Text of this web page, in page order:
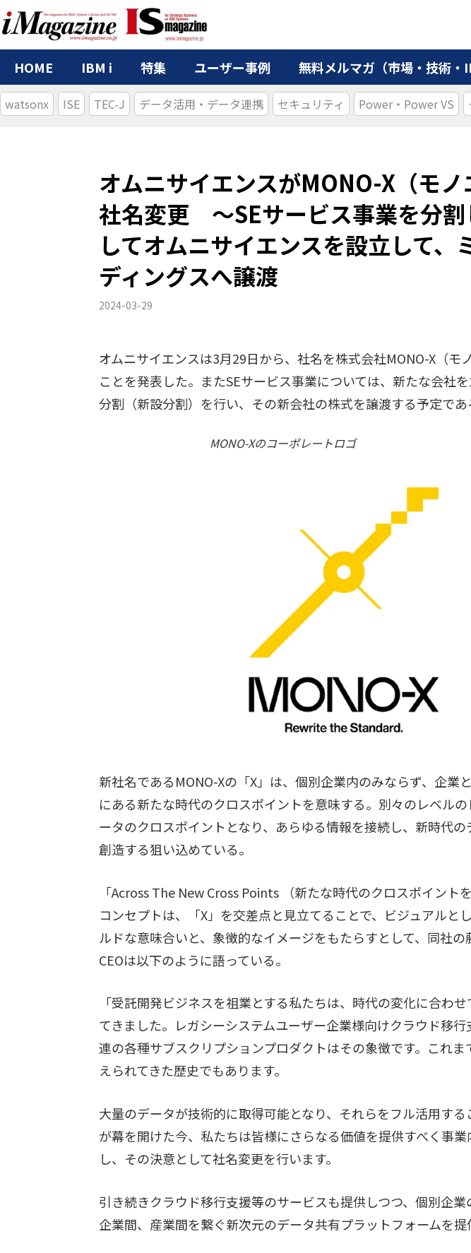
HOME IBM i 特集 ユーザー事例 無料メルマガ（市場・技術
watsonx ISE TEC-J データ活用・データ連携 セキュリティ Power・Power VS
オムニサイエンスがMONO-X（モ
社名変更 ～SEサービス事業を分割
してオムニサイエンスを設立して、
ディングスへ譲渡
2024-03-29
オムニサイエンスは3月29日から、社名を株式会社MONO-X（モ
ことを発表した。またSEサービス事業については、新たな会社
分割（新設分割）を行い、その新会社の株式を譲渡する予定であ
MONO-Xのコーポレートロゴ
新社名であるMONO-Xの「X」は、個別企業内のみならず、企業
にある新たな時代のクロスポイントを意味する。別々のレベル
ータのクロスポイントとなり、あらゆる情報を接続し、新時代
創造する狙い込めている。
「Across The New Cross Points （新たな時代のクロスポイント
コンセプトは、「X」を交差点と見立てることで、ビジュアルと
ルドな意味合いと、象徴的なイメージをもたらすとして、同社
CEOは以下のように語っている。
「受託開発ビジネスを祖業とする私たちは、時代の変化に合わ
てきました。レガシーシステムユーザー企業様向けクラウド移行
連の各種サブスクリプションプロダクトはその象徴です。これ
えられてきた歴史でもあります。
大量のデータが技術的に取得可能となり、それらをフル活用す
が幕を開けた今、私たちは皆様にさらなる価値を提供すべく事
し、その決意として社名変更を行います。
引き続きクラウド移行支援等のサービスも提供しつつ、個別企業
企業間、産業間を繋ぐ新次元のデータ共有プラットフォームを提